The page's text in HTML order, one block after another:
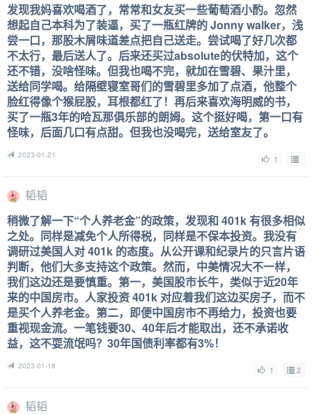
发现我妈喜欢喝酒了，常常和女友买一些葡萄酒小酌。忽然
想起自己本科为了装逼，买了一瓶红牌的 Jonny walker，浅
尝一口，那股木屑味道差点把自己送走。尝试喝了好几次都
不太行，最后送人了。后来还买过absolute的伏特加，这个
还不错，没啥怪味。但我也喝不完，就加在雪碧、果汁里，
送给同学喝。给隔壁寝室哥们的雪碧里多加了点酒，他整个
脸红得像个猴屁股，耳根都红了！再后来喜欢海明威的书，
买了一瓶3年的哈瓦那俱乐部的朗姆。这个挺好喝，第一口有
怪味，后面几口有点甜。但我也没喝完，送给室友了。
2023-01-21 1
韬韬
稍微了解一下“个人养老金”的政策，发现和 401k 有很多相似
之处。同样是减免个人所得税，同样是不保本投资。我没有
调研过美国人对 401k 的态度。从公开课和纪录片的只言片语
判断，他们大多支持这个政策。然而，中美情况大不一样，
我们这边还是要慎重。第一，美国股市长牛，类似于近20年
来的中国房市。人家投资 401k 对应着我们这边买房子，而不
是买个人养老金。第二，即便中国房市不再给力，投资也要
重视现金流。一笔钱要30、40年后才能取出，还不承诺收
益，这不耍流氓吗？30年国债利率都有3%！
2023-01-18 1 2
韬韬